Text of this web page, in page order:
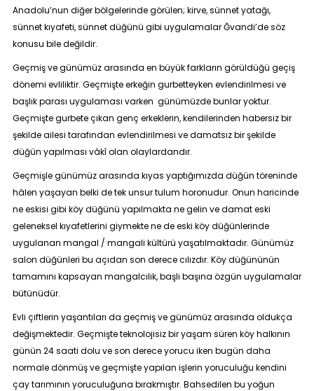
Anadolu’nun diğer bölgelerinde görülen; kirve, sünnet yatağı,
sünnet kıyafeti, sünnet düğünü gibi uygulamalar Ğvandi’de söz
konusu bile değildir.
Geçmiş ve günümüz arasında en büyük farkların görüldüğü geçiş
dönemi evliliktir. Geçmişte erkeğin gurbetteyken evlendirilmesi ve
başlık parası uygulaması varken günümüzde bunlar yoktur.
Geçmişte gurbete çıkan genç erkeklerin, kendilerinden habersiz bir
şekilde ailesi tarafından evlendirilmesi ve damatsız bir şekilde
düğün yapılması vâkî olan olaylardandır.
Geçmişle günümüz arasında kıyas yaptığımızda düğün töreninde
hâlen yaşayan belki de tek unsur tulum horonudur. Onun haricinde
ne eskisi gibi köy düğünü yapılmakta ne gelin ve damat eski
geleneksel kıyafetlerini giymekte ne de eski köy düğünlerinde
uygulanan mangal / mangali kültürü yaşatılmaktadır. Günümüz
salon düğünleri bu açıdan son derece cılızdır. Köy düğününün
tamamını kapsayan mangalcılık, başlı başına özgün uygulamalar
bütünüdür.
Evli çiftlerin yaşantıları da geçmiş ve günümüz arasında oldukça
değişmektedir. Geçmişte teknolojisiz bir yaşam süren köy halkının
günün 24 saati dolu ve son derece yorucu iken bugün daha
normale dönmüş ve geçmişte yapılan işlerin yoruculuğu kendini
çay tarımının yoruculuğuna bırakmıştır. Bahsedilen bu yoğun